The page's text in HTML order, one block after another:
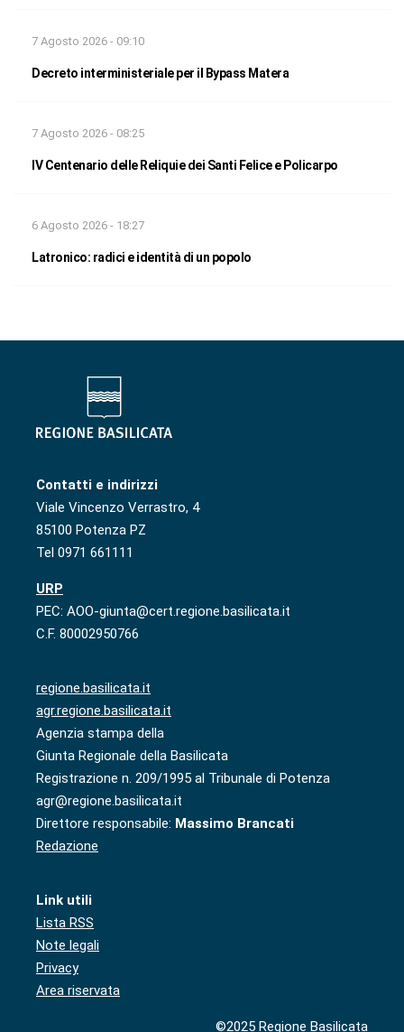
7 Agosto 2026 - 09:10
Decreto interministeriale per il Bypass Matera
7 Agosto 2026 - 08:25
IV Centenario delle Reliquie dei Santi Felice e Policarpo
6 Agosto 2026 - 18:27
Latronico: radici e identità di un popolo
Contatti e indirizzi
Viale Vincenzo Verrastro, 4
85100 Potenza PZ
Tel 0971 661111
URP
PEC: AOO-giunta@cert.regione.basilicata.it
C.F. 80002950766
regione.basilicata.it
agr.regione.basilicata.it
Agenzia stampa della
Giunta Regionale della Basilicata
Registrazione n. 209/1995 al Tribunale di Potenza
agr@regione.basilicata.it
Direttore responsabile: Massimo Brancati
Redazione
Link utili
Lista RSS
Note legali
Privacy
Area riservata
©2025 Regione Basilicata